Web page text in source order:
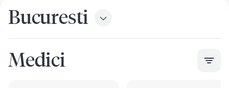
Bucuresti
Medici